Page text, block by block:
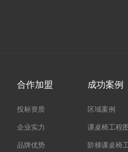
合作加盟
投标资质
企业实力
品牌优势
成功案例
区域案例
课桌椅工程
阶梯课桌椅